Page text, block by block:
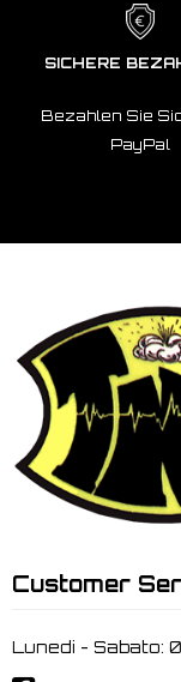
SICHERE
Bezahlen Sie
PayPal
Customer
Lunedi - Sabato: